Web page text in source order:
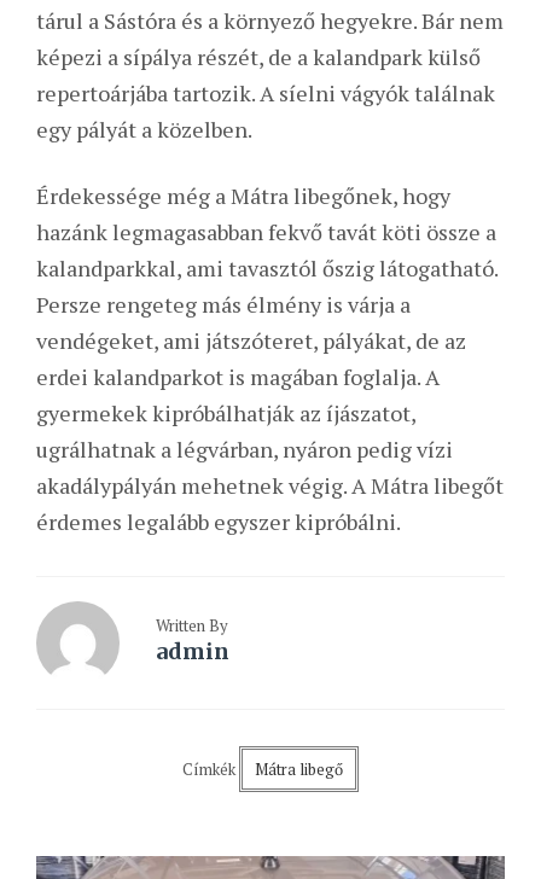
tárul a Sástóra és a környező hegyekre. Bár nem
képezi a sípálya részét, de a kalandpark külső
repertoárjába tartozik. A síelni vágyók találnak
egy pályát a közelben.
Érdekessége még a Mátra libegőnek, hogy
hazánk legmagasabban fekvő tavát köti össze a
kalandparkkal, ami tavasztól őszig látogatható.
Persze rengeteg más élmény is várja a
vendégeket, ami játszóteret, pályákat, de az
erdei kalandparkot is magában foglalja. A
gyermekek kipróbálhatják az íjászatot,
ugrálhatnak a légvárban, nyáron pedig vízi
akadálypályán mehetnek végig. A Mátra libegőt
érdemes legalább egyszer kipróbálni.
Written By
admin
Címkék Mátra libegő